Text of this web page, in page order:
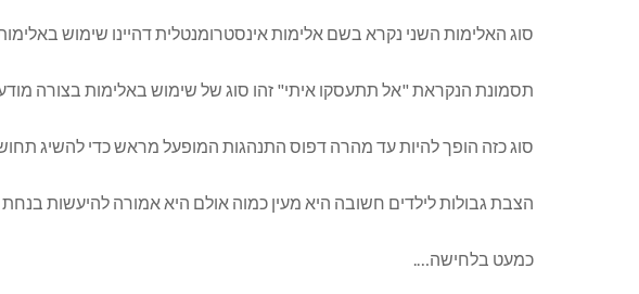
סוג האלימות השני נקרא בשם אלימות אינסטרומנטלית דהיינו שימוש
תסמונת הנקראת "אל תתעסקו איתי" זהו סוג של שימוש באלימות בצורה
סוג כזה הופך להיות עד מהרה דפוס התנהגות המופעל מראש כדי להשיג
הצבת גבולות לילדים חשובה היא מעין כמוה אולם היא אמורה להיעשות בנחת
כמעט בלחישה….